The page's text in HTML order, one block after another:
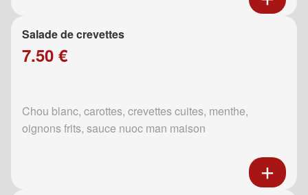
Salade de crevettes
7.50 €
Chou blanc, carottes, crevettes cuites, menthe,
oignons frits, sauce nuoc man maison